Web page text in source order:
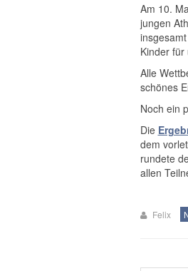
Am 10.
jungen
Kinder
Alle
schönes
Noch ein
Die
dem
rundete
allen
Felix